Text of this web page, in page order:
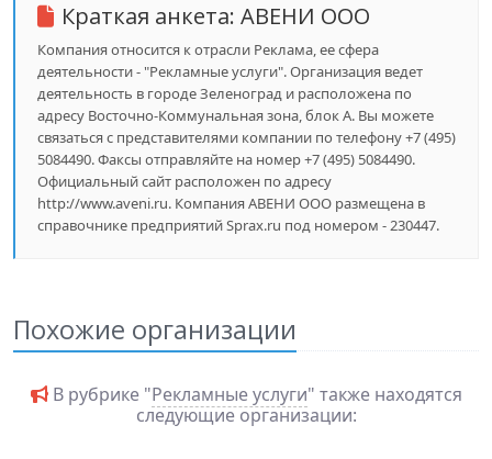
Краткая анкета: АВЕНИ ООО
Компания относится к отрасли Реклама, ее сфера
деятельности - "Рекламные услуги". Организация ведет
деятельность в городе Зеленоград и расположена по
адресу Восточно-Коммунальная зона, блок А. Вы можете
связаться с представителями компании по телефону +7 (495)
5084490. Факсы отправляйте на номер +7 (495) 5084490.
Официальный сайт расположен по адресу
http://www.aveni.ru. Компания АВЕНИ ООО размещена в
справочнике предприятий Sprax.ru под номером - 230447.
Похожие организации
В рубрике "Рекламные услуги" также находятся
следующие организации: